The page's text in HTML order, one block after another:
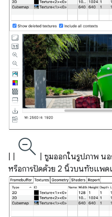
| ซูมออกในรูปภาพ น
หรือการปัดด้วย 2 นิ้วบนทัชแพด